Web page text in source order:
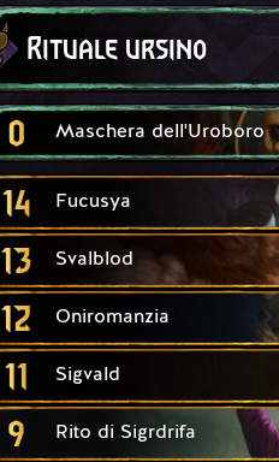
Rituale ursino
0 Maschera dell'Uroboro
14 Fucusya
13 Svalblod
12 Oniromanzia
11 Sigvald
9 Rito di Sigrdrifa